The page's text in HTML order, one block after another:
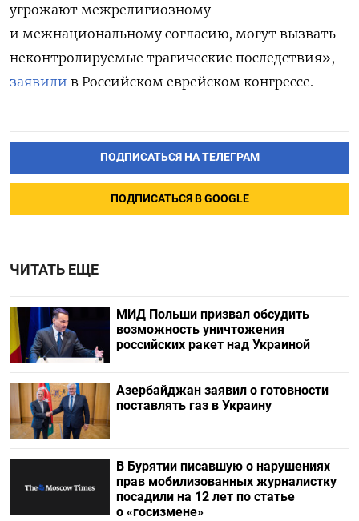
угрожают межрелигиозному
и межнациональному согласию, могут вызвать
неконтролируемые трагические последствия», -
заявили в Российском еврейском конгрессе.
ПОДПИСАТЬСЯ НА ТЕЛЕГРАМ
ПОДПИСАТЬСЯ В GOOGLE
ЧИТАТЬ ЕЩЕ
МИД Польши призвал обсудить
возможность уничтожения
российских ракет над Украиной
Азербайджан заявил о готовности
поставлять газ в Украину
В Бурятии писавшую о нарушениях
прав мобилизованных журналистку
посадили на 12 лет по статье
о «госизмене»